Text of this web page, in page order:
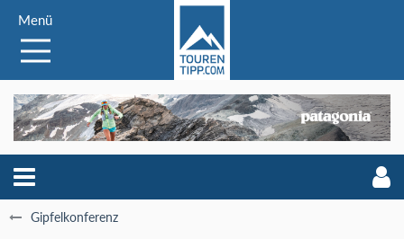
Menü
Gipfelkonferenz